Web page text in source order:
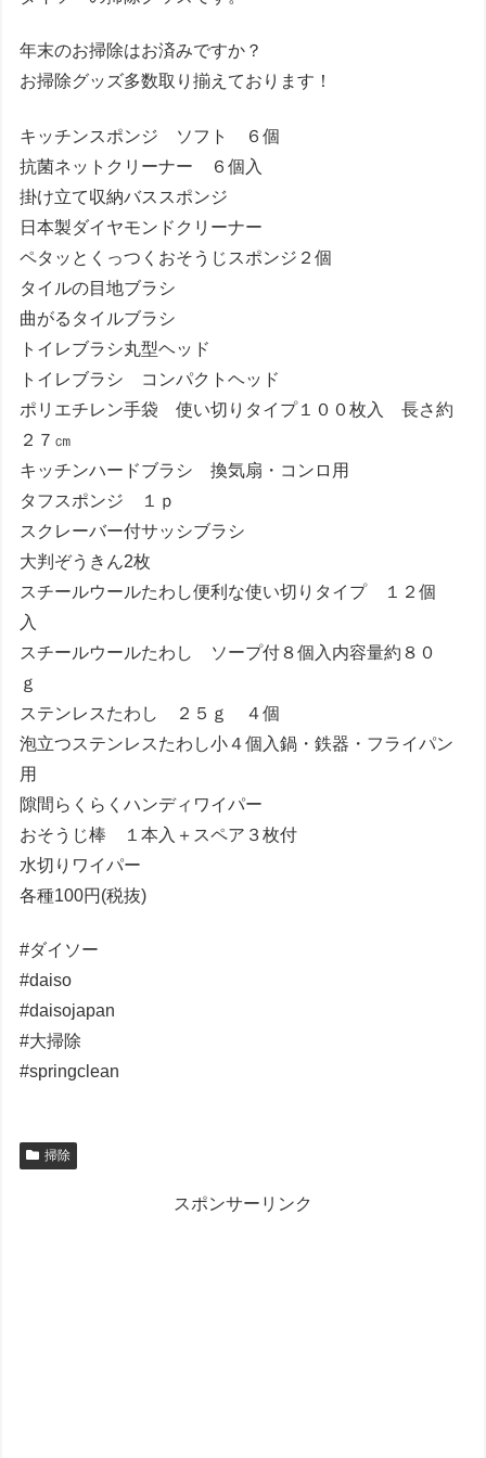
年末のお掃除はお済みですか？
お掃除グッズ多数取り揃えております！
キッチンスポンジ ソフト ６個
抗菌ネットクリーナー ６個入
掛け立て収納バススポンジ
日本製ダイヤモンドクリーナー
ペタッとくっつくおそうじスポンジ２個
タイルの目地ブラシ
曲がるタイルブラシ
トイレブラシ丸型ヘッド
トイレブラシ コンパクトヘッド
ポリエチレン手袋 使い切りタイプ１００枚入 長さ約
２７㎝
キッチンハードブラシ 換気扇・コンロ用
タフスポンジ １ｐ
スクレーバー付サッシブラシ
大判ぞうきん2枚
スチールウールたわし便利な使い切りタイプ １２個
入
スチールウールたわし ソープ付８個入内容量約８０
ｇ
ステンレスたわし ２５ｇ ４個
泡立つステンレスたわし小４個入鍋・鉄器・フライパン
用
隙間らくらくハンディワイパー
おそうじ棒 １本入＋スペア３枚付
水切りワイパー
各種100円(税抜)
#ダイソー
#daiso
#daisojapan
#大掃除
#springclean
掃除
スポンサーリンク